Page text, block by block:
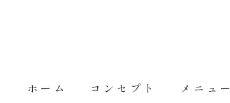
ホーム コンセプト メニュー